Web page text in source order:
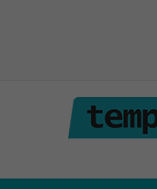
contenuto